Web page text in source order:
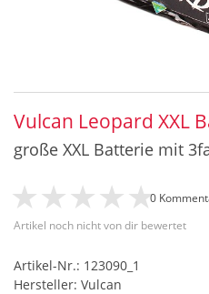
Vulcan Leopard XXL
große XXL Batterie mit
Artikel noch nicht von dir bewertet
0
Artikel-Nr.: 123090_1
Hersteller: Vulcan